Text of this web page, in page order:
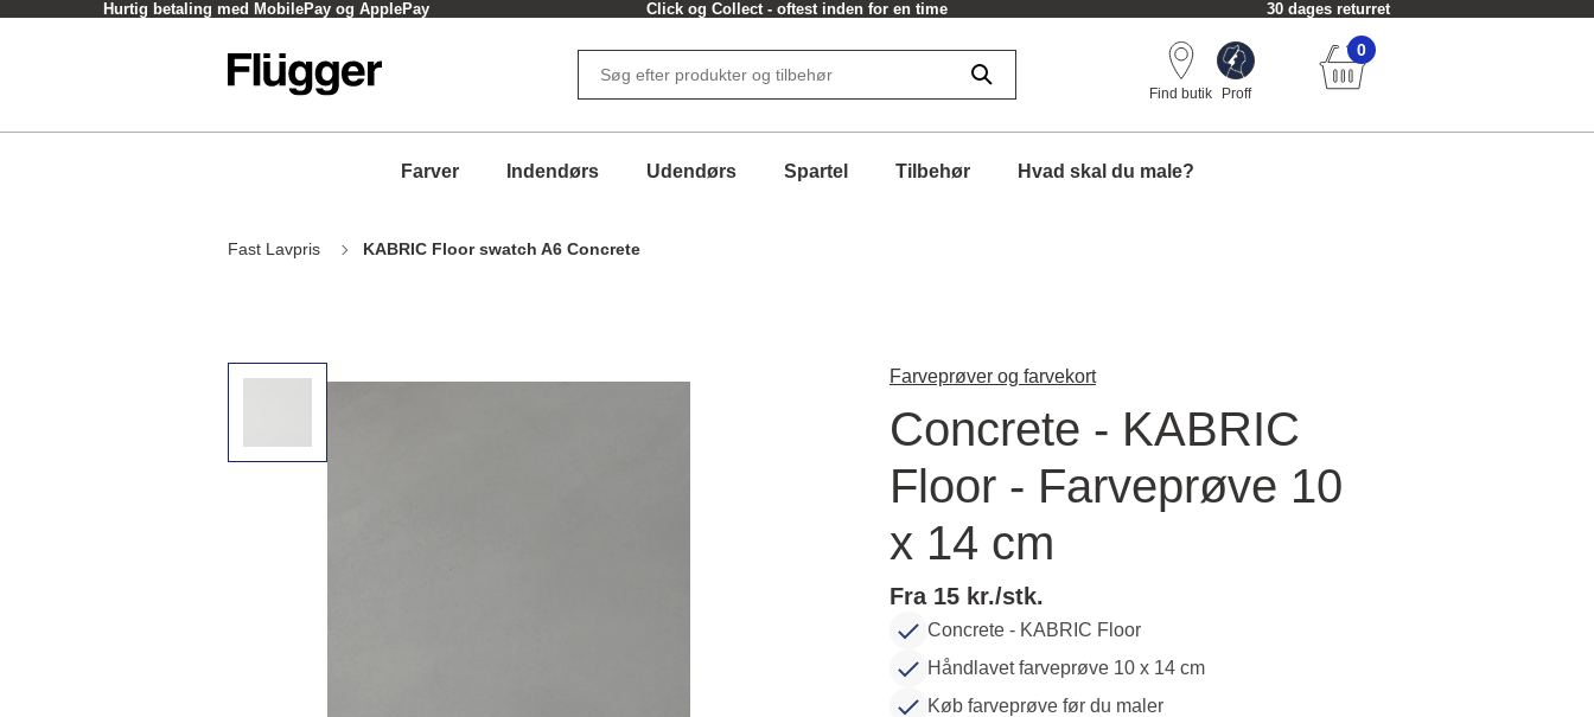
Hurtig betaling med MobilePay og ApplePay Click og Collect - oftest inden for en time 30 dages returret
Find butik Proff
0
Farver Indendørs Udendørs Spartel Tilbehør Hvad skal du male?
Fast Lavpris KABRIC Floor swatch A6 Concrete
Farveprøver og farvekort
Concrete - KABRIC
Floor - Farveprøve 10
x 14 cm
Fra 15 kr./stk.
Concrete - KABRIC Floor
Håndlavet farveprøve 10 x 14 cm
Køb farveprøve før du maler